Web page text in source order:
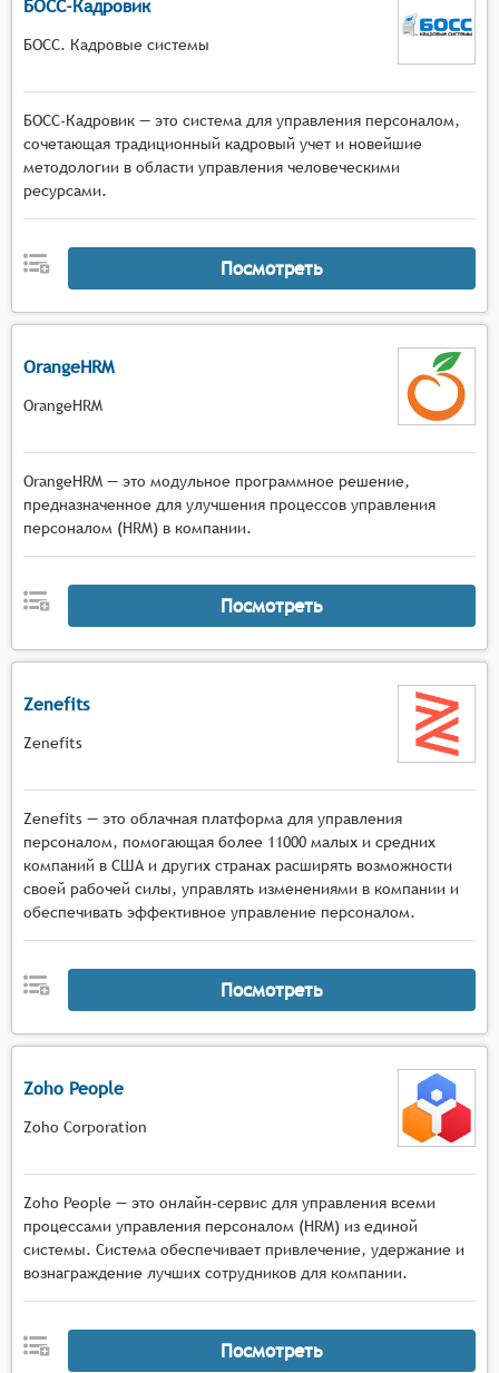
должна позволять систематизированно
управлять базовыми окладами, премиями,
компенсациями, долгосрочными программами
стимулирования и бюджетировать оклады
сотрудников организации.
БОСС-Кадровик
БОСС. Кадровые системы
БОСС-Кадровик — это система для управления персоналом,
сочетающая традиционный кадровый учет и новейшие
методологии в области управления человеческими
ресурсами.
Посмотреть
OrangeHRM
OrangeHRM
OrangeHRM — это модульное программное решение,
предназначенное для улучшения процессов управления
персоналом (HRM) в компании.
Посмотреть
Zenefits
Zenefits
Zenefits — это облачная платформа для управления
персоналом, помогающая более 11000 малых и средних
компаний в США и других странах расширять возможности
своей рабочей силы, управлять изменениями в компании и
обеспечивать эффективное управление персоналом.
Посмотреть
Zoho People
Zoho Corporation
Zoho People — это онлайн-сервис для управления всеми
процессами управления персоналом (HRM) из единой
системы. Система обеспечивает привлечение, удержание и
вознаграждение лучших сотрудников для компании.
Посмотреть